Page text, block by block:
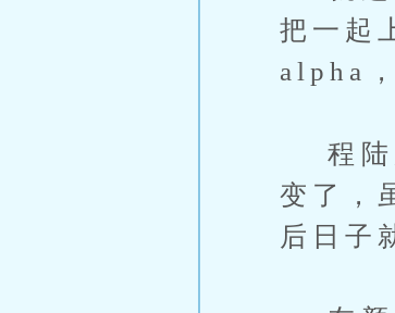
把一起
alpha
程陆
变了，
后日子